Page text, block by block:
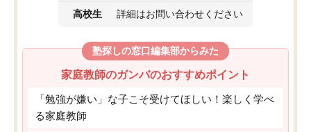
高校生 詳細はお問い合わせください
塾探しの窓口編集部からみた
家庭教師のガンバのおすすめポイント
「勉強が嫌い」な子こそ受けてほしい！楽しく学べ
る家庭教師